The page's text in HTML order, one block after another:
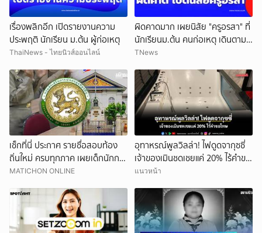
เรื่องพลิกอีก เปิดรายงานความ
ประพฤติ นักเรียน ม.ต้น ผู้ก่อเหตุ
ThaiNews - ไทยนิวส์ออนไลน์
ผิดคาดมาก เผยนิสัย "ครูอรสา" ที่
นักเรียนม.ต้น คนก่อเหตุ เดินตาม
หา
TNews
เช็กที่นี่ ประกาศ รายชื่อสอบท้อง
ถิ่นใหม่ ครบทุกภาค เผยเด็กนักการ
เมืองดังหลุดอื้อ
MATICHON ONLINE
อุทาหรณ์พูลวิลล่า! ไฟดูดจากุซซี่
เจ้าของเมินชดเชยแค่ 20% ไร้คำขอ
โทษ
แนวหน้า